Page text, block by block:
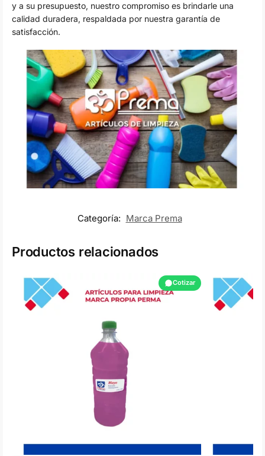
y a su presupuesto, nuestro compromiso es brindarle una
calidad duradera, respaldada por nuestra garantía de
satisfacción.
Categoría: Marca Prema
Productos relacionados
Cotizar